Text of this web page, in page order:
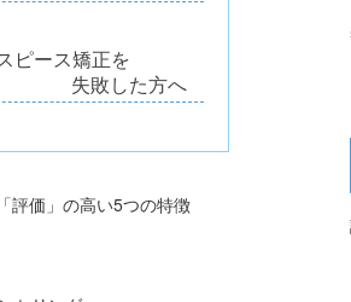
ピース矯正を
した方へ